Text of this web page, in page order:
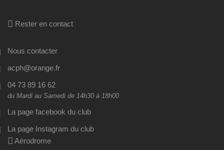
Rester en contact
Nous contacter
acph@orange.fr
04 73 89 16 62
du Mardi au Samedi de 14h30 à 18h00
La page facebook du club
La page Instagram du club
Aérodrome